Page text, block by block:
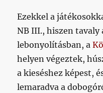
Ezekkel a
NB III., hiszen tavaly
lebonyolításban, a
helyen végeztek,
a kieséshez képest,
lemaradva a